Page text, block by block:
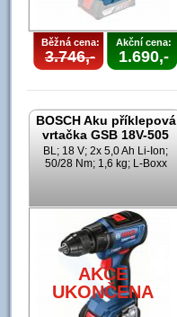
Běžná cena:
3.746,-
Akční cena:
1.690,-
BOSCH Aku příklepová
vrtačka GSB 18V-505
BL; 18 V; 2x 5,0 Ah Li-Ion;
50/28 Nm; 1,6 kg; L-Boxx
AKCE
UKONČENA